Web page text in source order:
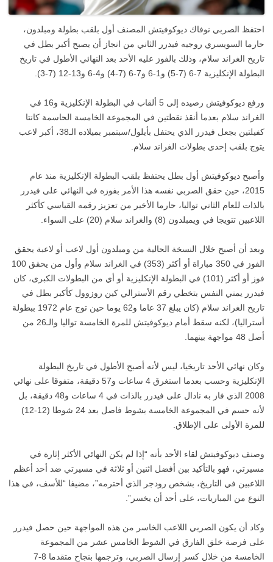
احتفظ الصربي نوفاك ديوكوفيتش المصنف أول بلقب بطولة ومبلدون،
حارما السويسري روجيه فيدرر الثاني من انجاز أن يصبح أكبر بطل في
تاريخ الغراند سلام، وذلك بالفوز عليه الأحد بعد النهائي الأطول في تاريخ
البطولة الإنكليزية 7-6 (7-5) و1-6 و7-6 (7-4) و4-6 و13-12 (7-3).
ورفع ديوكوفيتش رصيده إلى 5 ألقاب في البطولة الإنكليزية و16 في
الغراند سلام بعدما أنقذ نقطتين في المجموعة الخامسة الحاسمة كانتا
كفيلتين بجعل فيدرر الذي يحتفل بأيلول/سبتمبر بميلاده الـ38، أكبر لاعب
يتوج بلقب إحدى بطولات الغراند سلام.
وأصبح ديوكوفيتش أول بطل يحتفظ بلقب البطولة الإنكليزية منذ عام
2015، حين حقق الصربي نفسه هذا الأمر بفوزه في النهائي على فيدرر
بالذات للعام الثاني تواليا، حارما الأخير من تعزيز رقمه القياسي كأكثر
اللاعبين تتويجا في ويمبلدون (8) والغراند سلام (20) على السواء.
وبعد أن أصبح خلال النسخة الحالية من ومبلدون أول لاعب أو لاعبة يحقق
الفوز في 350 مباراة أو أكثر (353) في الغراند سلام وأول من يحقق 100
فوز أو أكثر (101) في البطولة الإنكليزية أو أي من البطولات الكبرى، كان
فيدرر يمني النفس بتخطي رقم الأسترالي كين روزوول كأكبر بطل في
تاريخ الغراند سلام (كان يبلغ 37 عاما و62 يوما حين توج عام 1972 ببطولة
أستراليا)، لكنه سقط أمام ديوكوفيتش للمرة الخامسة تواليا والـ26 من
أصل 48 مواجهة بينهما.
وكان نهائي الأحد تاريخيا، ليس لأنه أصبح الأطول في تاريخ البطولة
الإنكليزية وحسب بعدما استغرق 4 ساعات و57 دقيقة، متفوقا على نهائي
2008 الذي فاز به نادال على فيدرر بالذات في 4 ساعات و48 دقيقة، بل
لأنه حسم في المجموعة الخامسة بشوط فاصل بعد 24 شوطا (12-12)
للمرة الأولى على الإطلاق.
وصنف ديوكوفيتش لقاء الأحد بأنه “إذا لم يكن النهائي الأكثر إثارة في
مسيرتي، فهو بالتأكيد بين أفضل اثنين أو ثلاثة في مسيرتي ضد أحد أعظم
اللاعبين في التاريخ، بشخص رودجر الذي أحترمه”، مضيفا “للأسف، في هذا
النوع من المباريات، على أحد أن يخسر”.
وكاد أن يكون الصربي اللاعب الخاسر من هذه المواجهة حين حصل فيدرر
على فرصة خلق الفارق في الشوط الخامس عشر من المجموعة
الخامسة من خلال كسر إرسال الصربي، وترجمها بنجاح متقدما 8-7